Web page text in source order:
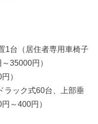
1台（居住者専用車椅子
35000円）
）
ラック式60台、上部垂
～400円）